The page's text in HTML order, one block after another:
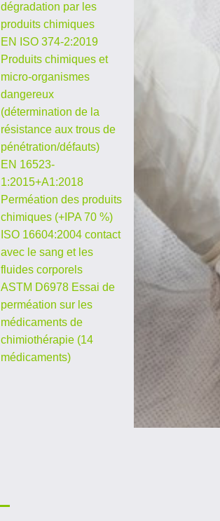
dégradation par les
produits chimiques
EN ISO 374-2:2019
Produits chimiques et
micro-organismes
dangereux
(détermination de la
résistance aux trous de
pénétration/défauts)
EN 16523-
1:2015+A1:2018
Perméation des produits
chimiques (+IPA 70 %)
ISO 16604:2004 contact
avec le sang et les
fluides corporels
ASTM D6978 Essai de
perméation sur les
médicaments de
chimiothérapie (14
médicaments)